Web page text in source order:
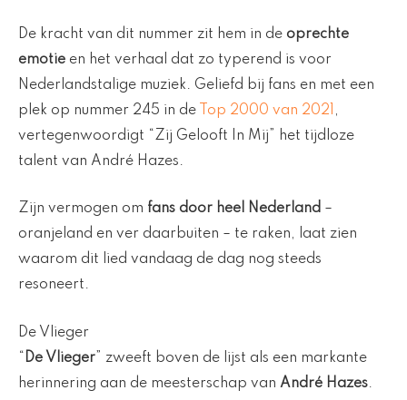
De kracht van dit nummer zit hem in de oprechte
emotie en het verhaal dat zo typerend is voor
Nederlandstalige muziek. Geliefd bij fans en met een
plek op nummer 245 in de
Top 2000 van 2021 ,
vertegenwoordigt “Zij Gelooft In Mij” het tijdloze
talent van André Hazes.
Zijn vermogen om fans door heel Nederland –
oranjeland en ver daarbuiten – te raken, laat zien
waarom dit lied vandaag de dag nog steeds
resoneert.
De Vlieger
“ De Vlieger” zweeft boven de lijst als een markante
herinnering aan de meesterschap van André Hazes.